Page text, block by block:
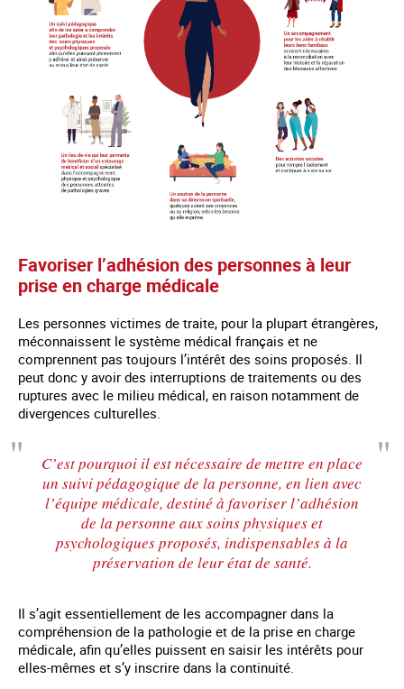
Favoriser l’adhésion des personnes à leur
prise en charge médicale
Les personnes victimes de traite, pour la plupart étrangères,
méconnaissent le système médical français et ne
comprennent pas toujours l’intérêt des soins proposés. Il
peut donc y avoir des interruptions de traitements ou des
ruptures avec le milieu médical, en raison notamment de
divergences culturelles.
C’est pourquoi il est nécessaire de mettre en place
un suivi pédagogique de la personne, en lien avec
l’équipe médicale, destiné à favoriser l’adhésion
de la personne aux soins physiques et
psychologiques proposés, indispensables à la
préservation de leur état de santé.
Il s’agit essentiellement de les accompagner dans la
compréhension de la pathologie et de la prise en charge
médicale, afin qu’elles puissent en saisir les intérêts pour
elles-mêmes et s’y inscrire dans la continuité.